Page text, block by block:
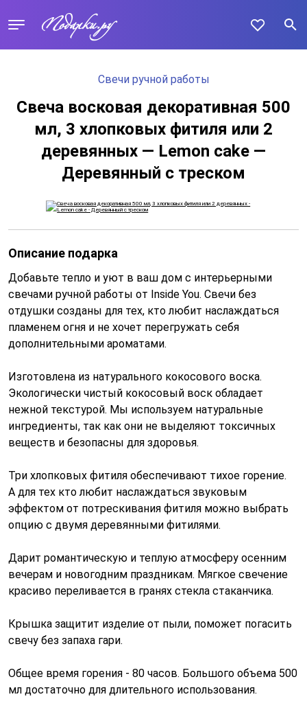
Свечи ручной работы
Свеча восковая декоративная 500
мл, 3 хлопковых фитиля или 2
деревянных — Lemon cake —
Деревянный с треском
Описание подарка
Добавьте тепло и уют в ваш дом с интерьерными
свечами ручной работы от Inside You. Свечи без
отдушки созданы для тех, кто любит наслаждаться
пламенем огня и не хочет перегружать себя
дополнительными ароматами.
Изготовлена из натурального кокосового воска.
Экологически чистый кокосовый воск обладает
нежной текстурой. Мы используем натуральные
ингредиенты, так как они не выделяют токсичных
веществ и безопасны для здоровья.
Три хлопковых фитиля обеспечивают тихое горение.
А для тех кто любит наслаждаться звуковым
эффектом от потрескивания фитиля можно выбрать
опцию с двумя деревянными фитилями.
Дарит романтическую и теплую атмосферу осенним
вечерам и новогодним праздникам. Мягкое свечение
красиво переливается в гранях стекла стаканчика.
Крышка защитит изделие от пыли, поможет погасить
свечу без запаха гари.
Общее время горения - 80 часов. Большого объема 500
мл достаточно для длительного использования.